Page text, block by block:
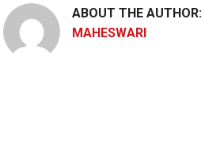
ABOUT THE AUTHOR:
MAHESWARI